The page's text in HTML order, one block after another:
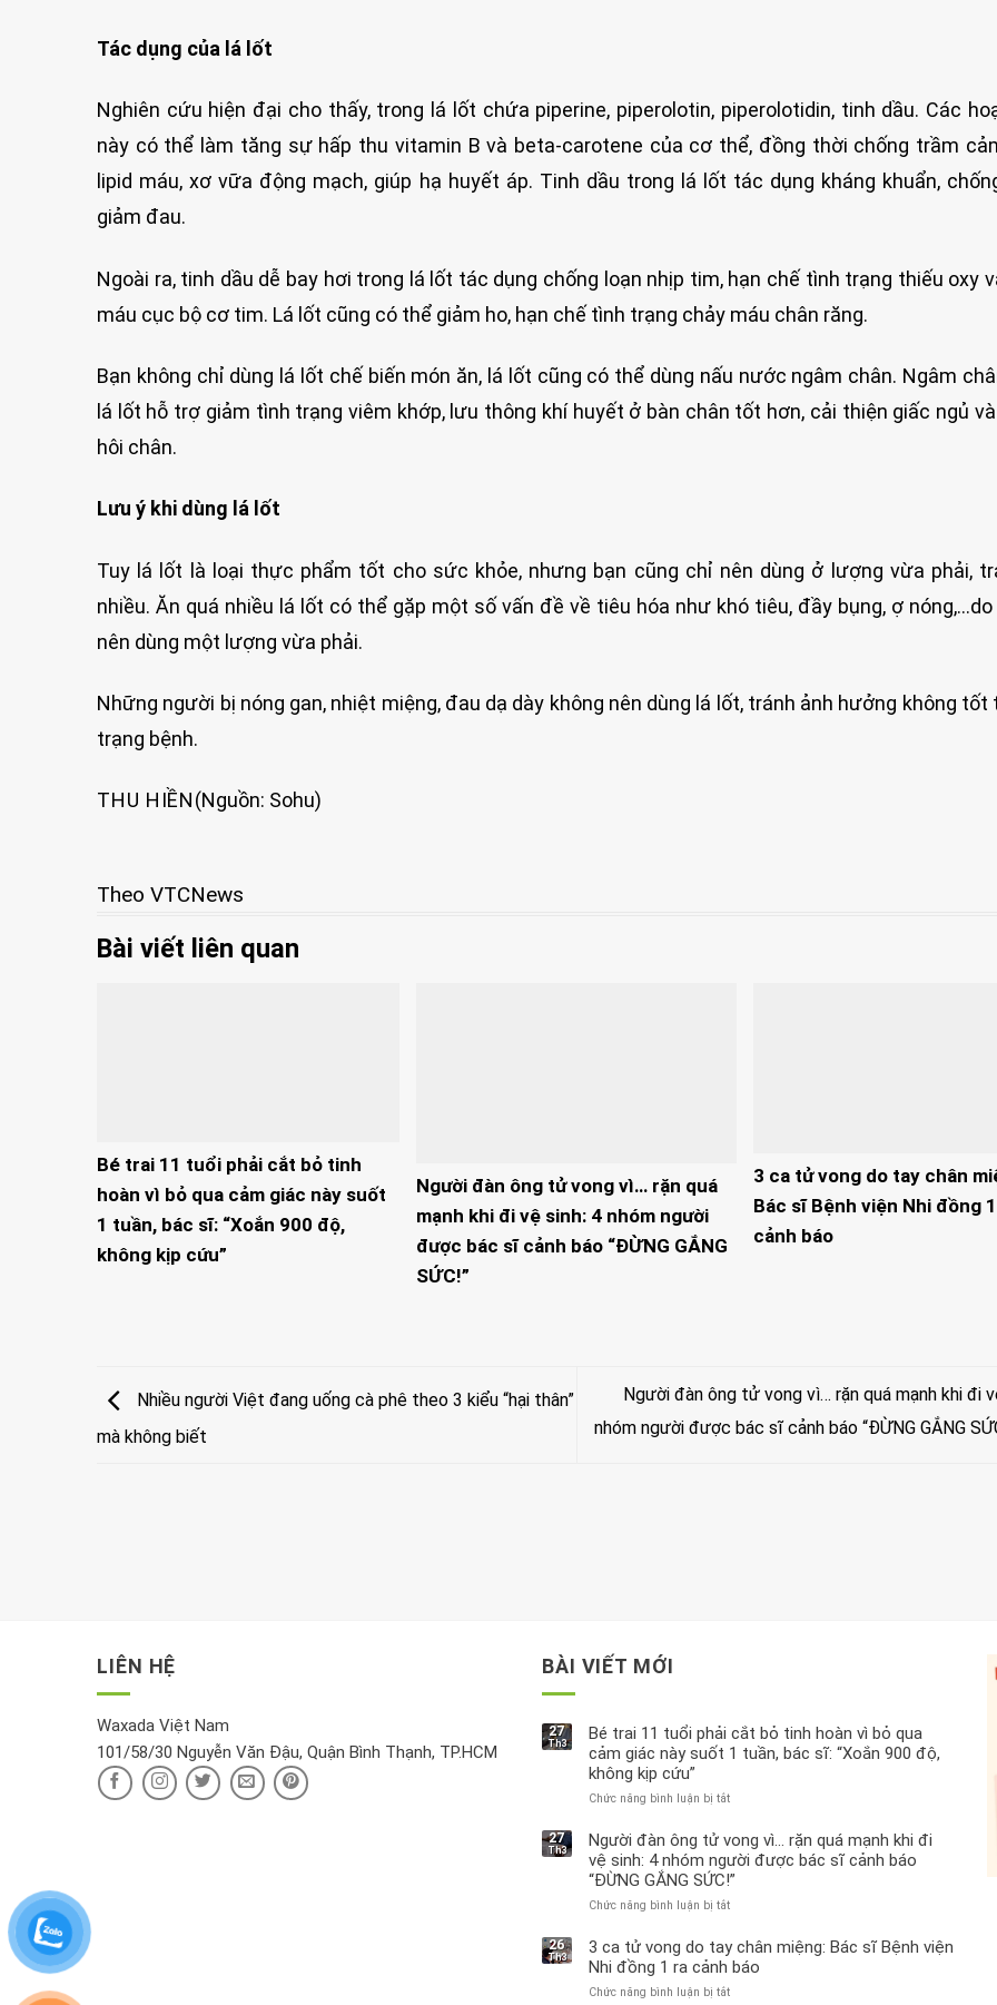
Tác dụng của lá lốt
Nghiên cứu hiện đại cho thấy, trong lá lốt chứa piperine, piperolotin, piperolotidin, tinh dầu. Các
này có thể làm tăng sự hấp thu vitamin B và beta-carotene của cơ thể, đồng thời chống trầm
lipid máu, xơ vữa động mạch, giúp hạ huyết áp. Tinh dầu trong lá lốt tác dụng kháng khuẩn,
giảm đau.
Ngoài ra, tinh dầu dễ bay hơi trong lá lốt tác dụng chống loạn nhịp tim, hạn chế tình trạng thiếu oxy
máu cục bộ cơ tim. Lá lốt cũng có thể giảm ho, hạn chế tình trạng chảy máu chân răng.
Bạn không chỉ dùng lá lốt chế biến món ăn, lá lốt cũng có thể dùng nấu nước ngâm chân. Ngâm
lá lốt hỗ trợ giảm tình trạng viêm khớp, lưu thông khí huyết ở bàn chân tốt hơn, cải thiện giấc ngủ
hôi chân.
Lưu ý khi dùng lá lốt
Tuy lá lốt là loại thực phẩm tốt cho sức khỏe, nhưng bạn cũng chỉ nên dùng ở lượng vừa phải,
nhiều. Ăn quá nhiều lá lốt có thể gặp một số vấn đề về tiêu hóa như khó tiêu, đầy bụng, ợ
nên dùng một lượng vừa phải.
Những người bị nóng gan, nhiệt miệng, đau dạ dày không nên dùng lá lốt, tránh ảnh hưởng không tốt
trạng bệnh.
THU HIỀN(Nguồn: Sohu)
Theo VTCNews
Bài viết liên quan
Bé trai 11 tuổi phải cắt bỏ tinh
hoàn vì bỏ qua cảm giác này suốt
1 tuần, bác sĩ: “Xoắn 900 độ,
không kịp cứu”
Người đàn ông tử vong vì… rặn quá
mạnh khi đi vệ sinh: 4 nhóm người
được bác sĩ cảnh báo “ĐỪNG GẮNG
SỨC!”
3 ca tử vong do tay chân
Bác sĩ Bệnh viện Nhi đồng
cảnh báo
Nhiều người Việt đang uống cà phê theo 3 kiểu “hại thân”
mà không biết
Người đàn ông tử vong vì… rặn quá mạnh khi đi
nhóm người được bác sĩ cảnh báo “ĐỪNG GẮNG
LIÊN HỆ
Waxada Việt Nam
101/58/30 Nguyễn Văn Đậu, Quận Bình Thạnh, TP.HCM
BÀI VIẾT MỚI
27
Th3
Bé trai 11 tuổi phải cắt bỏ tinh hoàn vì bỏ qua
cảm giác này suốt 1 tuần, bác sĩ: “Xoắn 900 độ,
không kịp cứu”
Chức năng bình luận bị tắtở
trai
11
tuổi
cắt
tinh
hoàn
vì
bỏ
27
Th3
Người đàn ông tử vong vì… rặn quá mạnh khi đi
vệ sinh: 4 nhóm người được bác sĩ cảnh báo
“ĐỪNG GẮNG SỨC!”
Chức năng bình luận bị tắtở
đàn
ông
tử
vong
26
Th3
3 ca tử vong do tay chân miệng: Bác sĩ Bệnh viện
Nhi đồng 1 ra cảnh báo
Chức năng bình luận bị tắtở